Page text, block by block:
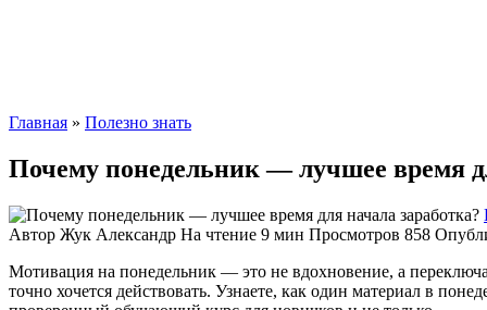
Главная » Полезно знать
Почему понедельник — лучшее время
Автор Жук Александр На чтение 9 мин Просмотров 858
Мотивация на понедельник — это не вдохновение, а
точно хочется действовать. Узнаете, как один материал в